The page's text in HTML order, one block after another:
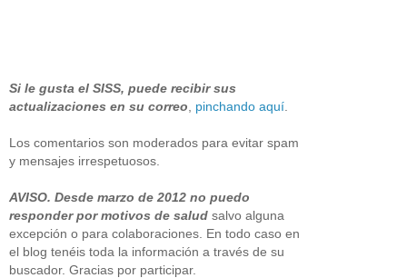
Si le gusta el SISS, puede recibir sus
actualizaciones en su correo
pinchando aquí
Los comentarios son moderados para evitar spam
y mensajes irrespetuosos.
AVISO. Desde marzo de 2012 no puedo
responder por motivos de salud salvo alguna
excepción o para colaboraciones. En todo caso en
el blog tenéis toda la información a través de su
buscador. Gracias por participar.